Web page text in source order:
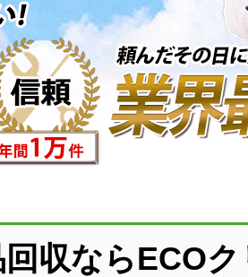
収ならECO